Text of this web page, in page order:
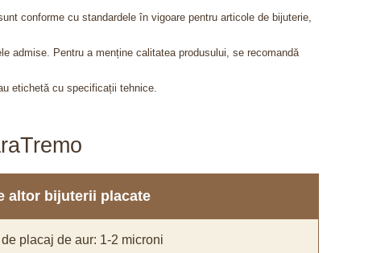
conforme cu standardele în vigoare pentru articole de bijuterie,
admise. Pentru a menține calitatea produsului, se recomandă
etichetă cu specificații tehnice.
altor bijuterii placate
placaj de aur: 1-2 microni